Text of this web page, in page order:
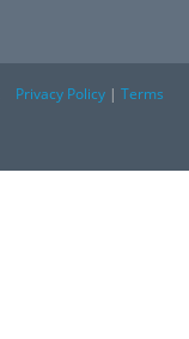
Privacy Policy | Terms